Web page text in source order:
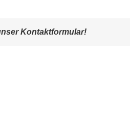
Kontaktformular!